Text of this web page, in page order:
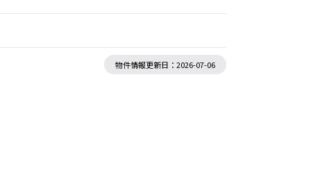
物件情報更新日：2026-07-06